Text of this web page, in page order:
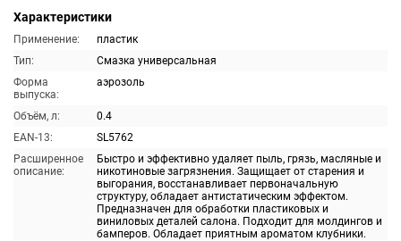
Характеристики
Применение:
пластик
Тип:
Смазка универсальная
Форма
выпуска:
аэрозоль
Объём, л:
0.4
EAN-13:
SL5762
Расширенное
описание:
Быстро и эффективно удаляет пыль, грязь, масляные и
никотиновые загрязнения. Защищает от старения и
выгорания, восстанавливает первоначальную
структуру, обладает антистатическим эффектом.
Предназначен для обработки пластиковых и
виниловых деталей салона. Подходит для молдингов и
бамперов. Обладает приятным ароматом клубники.